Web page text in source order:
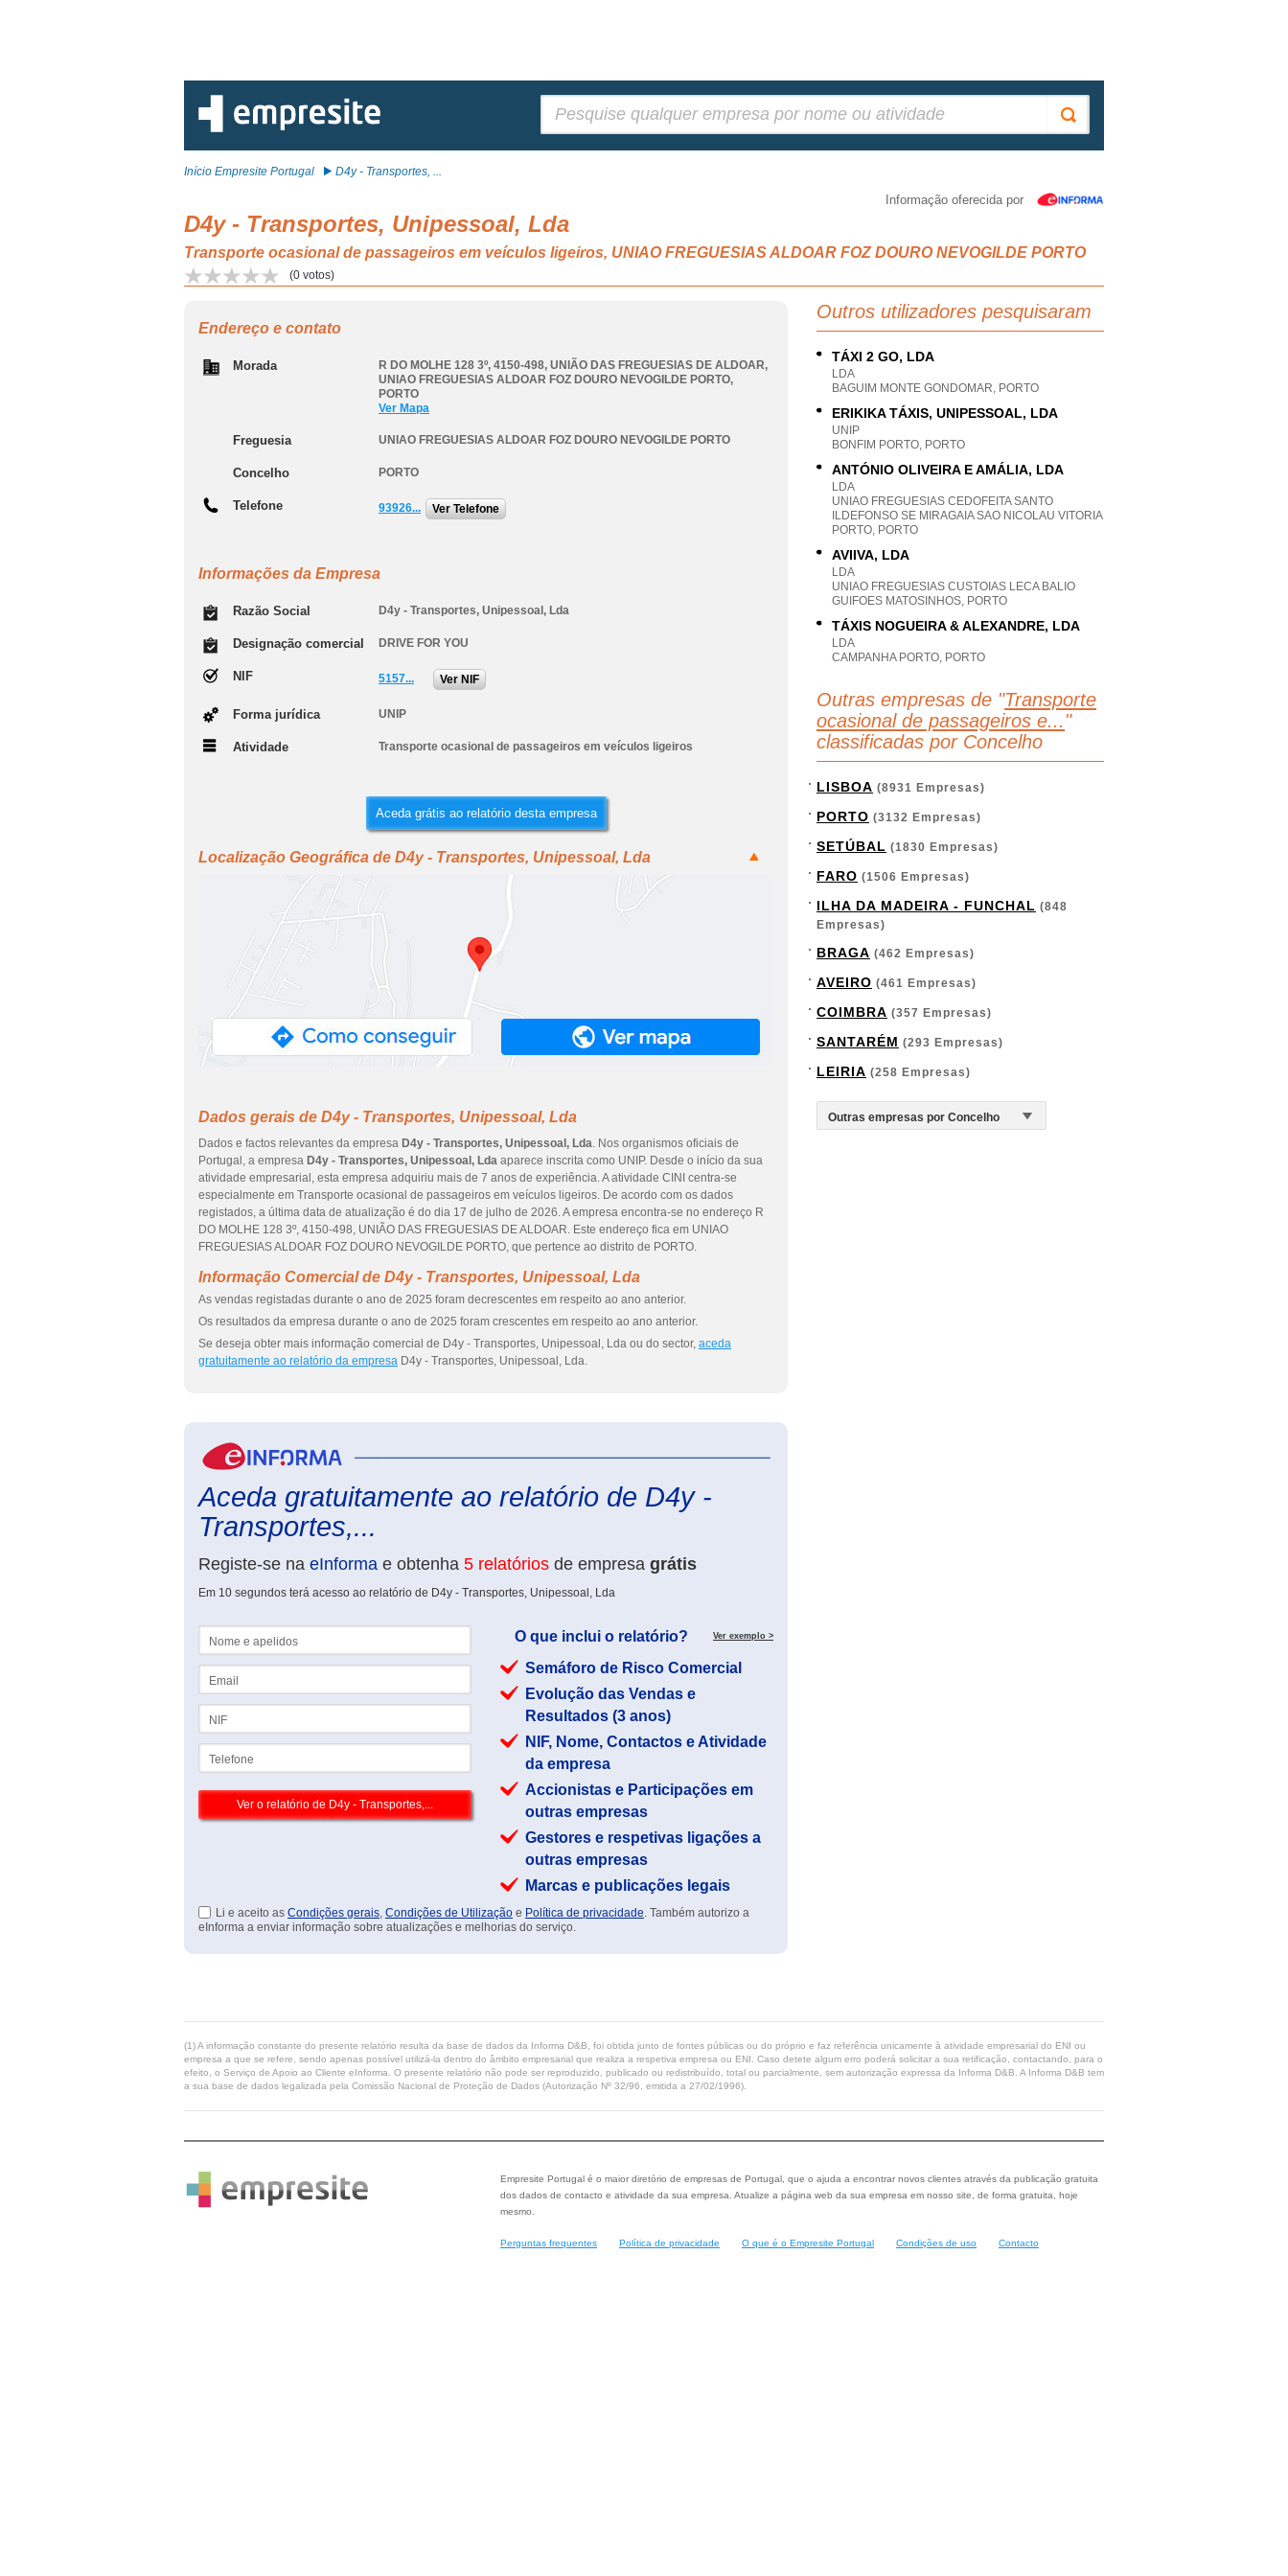
Início Empresite Portugal D4y - Transportes, ...
Informação oferecida por
D4y - Transportes, Unipessoal, Lda
Transporte ocasional de passageiros em veículos ligeiros, UNIAO FREGUESIAS ALDOAR FOZ DOURO NEVOGILDE PORTO
(0 votos)
Endereço e contato
Morada R DO MOLHE 128 3º, 4150-498, UNIÃO DAS FREGUESIAS DE ALDOAR,
UNIAO FREGUESIAS ALDOAR FOZ DOURO NEVOGILDE PORTO,
PORTO
Ver Mapa
Freguesia UNIAO FREGUESIAS ALDOAR FOZ DOURO NEVOGILDE PORTO
Concelho PORTO
Telefone 93926... Ver Telefone
Informações da Empresa
Razão Social D4y - Transportes, Unipessoal, Lda
Designação comercial DRIVE FOR YOU
NIF 5157... Ver NIF
Forma jurídica UNIP
Atividade Transporte ocasional de passageiros em veículos ligeiros
Aceda grátis ao relatório desta empresa
Localização Geográfica de D4y - Transportes, Unipessoal, Lda
Dados gerais de D4y - Transportes, Unipessoal, Lda
Dados e factos relevantes da empresa D4y - Transportes, Unipessoal, Lda. Nos organismos oficiais de
Portugal, a empresa D4y - Transportes, Unipessoal, Lda aparece inscrita como UNIP. Desde o início da sua
atividade empresarial, esta empresa adquiriu mais de 7 anos de experiência. A atividade CINI centra-se
especialmente em Transporte ocasional de passageiros em veículos ligeiros. De acordo com os dados
registados, a última data de atualização é do dia 17 de julho de 2026. A empresa encontra-se no endereço R
DO MOLHE 128 3º, 4150-498, UNIÃO DAS FREGUESIAS DE ALDOAR. Este endereço fica em UNIAO
FREGUESIAS ALDOAR FOZ DOURO NEVOGILDE PORTO, que pertence ao distrito de PORTO.
Informação Comercial de D4y - Transportes, Unipessoal, Lda
As vendas registadas durante o ano de 2025 foram decrescentes em respeito ao ano anterior.
Os resultados da empresa durante o ano de 2025 foram crescentes em respeito ao ano anterior.
Se deseja obter mais informação comercial de D4y - Transportes, Unipessoal, Lda ou do sector, aceda
gratuitamente ao relatório da empresa D4y - Transportes, Unipessoal, Lda.
Aceda gratuitamente ao relatório de D4y -
Transportes,...
Registe-se na eInforma e obtenha 5 relatórios de empresa grátis
Em 10 segundos terá acesso ao relatório de D4y - Transportes, Unipessoal, Lda
O que inclui o relatório? Ver exemplo >
Semáforo de Risco Comercial
Evolução das Vendas e
Resultados (3 anos)
NIF, Nome, Contactos e Atividade
da empresa
Accionistas e Participações em
outras empresas
Gestores e respetivas ligações a
outras empresas
Marcas e publicações legais
Li e aceito as Condições gerais, Condições de Utilização e Política de privacidade. Também autorizo a
eInforma a enviar informação sobre atualizações e melhorias do serviço.
Outros utilizadores pesquisaram
TÁXI 2 GO, LDA
LDA
BAGUIM MONTE GONDOMAR, PORTO
ERIKIKA TÁXIS, UNIPESSOAL, LDA
UNIP
BONFIM PORTO, PORTO
ANTÓNIO OLIVEIRA E AMÁLIA, LDA
LDA
UNIAO FREGUESIAS CEDOFEITA SANTO
ILDEFONSO SE MIRAGAIA SAO NICOLAU VITORIA
PORTO, PORTO
AVIIVA, LDA
LDA
UNIAO FREGUESIAS CUSTOIAS LECA BALIO
GUIFOES MATOSINHOS, PORTO
TÁXIS NOGUEIRA & ALEXANDRE, LDA
LDA
CAMPANHA PORTO, PORTO
Outras empresas de "Transporte
ocasional de passageiros e... "
classificadas por Concelho
LISBOA (8931 Empresas)
PORTO (3132 Empresas)
SETÚBAL (1830 Empresas)
FARO (1506 Empresas)
ILHA DA MADEIRA - FUNCHAL (848
Empresas)
BRAGA (462 Empresas)
AVEIRO (461 Empresas)
COIMBRA (357 Empresas)
SANTARÉM (293 Empresas)
LEIRIA (258 Empresas)
(1) A informação constante do presente relatório resulta da base de dados da Informa D&B, foi obtida junto de fontes públicas ou do próprio e faz referência unicamente à atividade empresarial do ENI ou
empresa a que se refere, sendo apenas possível utilizá-la dentro do âmbito empresarial que realiza a respetiva empresa ou ENI. Caso detete algum erro poderá solicitar a sua retificação, contactando, para o
efeito, o Serviço de Apoio ao Cliente eInforma. O presente relatório não pode ser reproduzido, publicado ou redistribuído, total ou parcialmente, sem autorização expressa da Informa D&B. A Informa D&B tem
a sua base de dados legalizada pela Comissão Nacional de Proteção de Dados (Autorização Nº 32/96, emitida a 27/02/1996).
Empresite Portugal é o maior diretório de empresas de Portugal, que o ajuda a encontrar novos clientes através da publicação gratuita
dos dados de contacto e atividade da sua empresa. Atualize a página web da sua empresa em nosso site, de forma gratuita, hoje
mesmo.
Perguntas frequentes Política de privacidade O que é o Empresite Portugal Condições de uso Contacto